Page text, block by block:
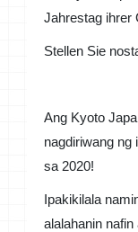
Jahrestag ihrer
Stellen Sie
Ang Kyoto
nagdiriwang ng
sa 2020!
Ipakikilala
alalahanin